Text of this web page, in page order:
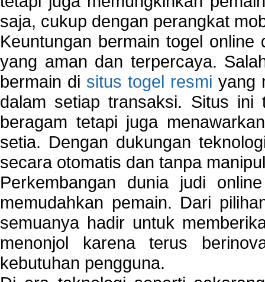
saja, cukup dengan perangkat
Keuntungan bermain togel
yang aman dan terpercaya.
bermain di situs togel resmi yang
dalam setiap transaksi. Situs ini
beragam tetapi juga
setia. Dengan dukungan
secara otomatis dan tanpa
Perkembangan dunia judi
memudahkan pemain. Dari
semuanya hadir untuk
menonjol karena terus
kebutuhan pengguna.